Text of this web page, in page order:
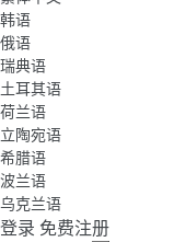
韩语
俄语
瑞典语
土耳其语
荷兰语
立陶宛语
希腊语
波兰语
乌克兰语
登录 免费注册